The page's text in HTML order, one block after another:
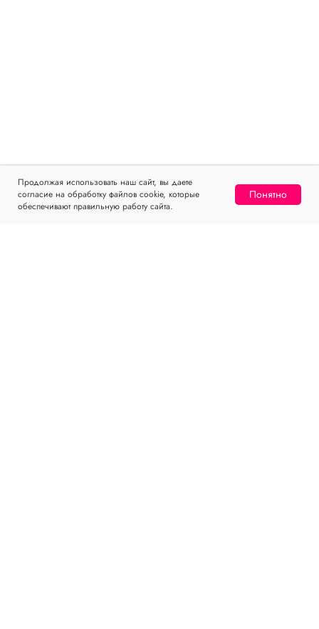
Home Catalog Sign In Favorites Cart
Продолжая использовать наш сайт, вы даете
согласие на обработку файлов cookie, которые
обеспечивают правильную работу сайта.
Понятно